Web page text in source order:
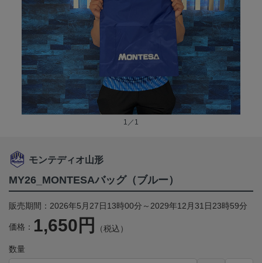
1／1
モンテディオ山形
MY26_MONTESAバッグ（ブルー）
販売期間：2026年5月27日13時00分～2029年12月31日23時59分
価格： 1,650円 （税込）
数量